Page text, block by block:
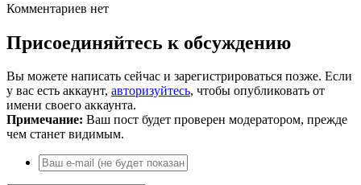
Комментариев нет
Присоединяйтесь к обсуждению
Вы можете написать сейчас и зарегистрироваться позже. Если
у вас есть аккаунт, авторизуйтесь, чтобы опубликовать от
имени своего аккаунта.
Примечание: Ваш пост будет проверен модератором, прежде
чем станет видимым.